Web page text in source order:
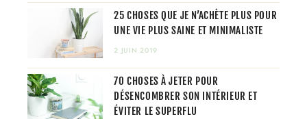
25 CHOSES QUE JE N’ACHÈTE PLUS POUR
UNE VIE PLUS SAINE ET MINIMALISTE
2 JUIN 2019
70 CHOSES À JETER POUR
DÉSENCOMBRER SON INTÉRIEUR ET
ÉVITER LE SUPERFLU